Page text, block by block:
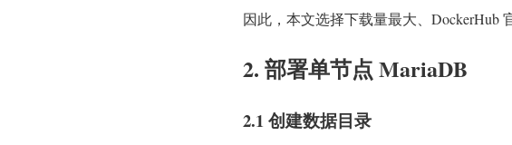
因此，本文选择下载量最大、DockerHub
2. 部署单节点 MariaDB
2.1 创建数据目录